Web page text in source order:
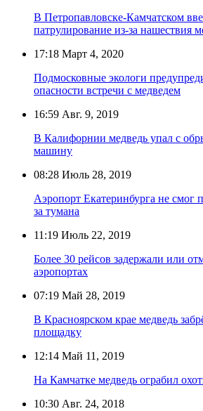
В Петропавловске-Камчатском
патрулирование из-за нашествия
17:18 Март 4, 2020
Подмосковные экологи
опасности встречи с медведем
16:59 Авг. 9, 2019
В Калифорнии медведь упал с
машину
08:28 Июль 28, 2019
Аэропорт Екатеринбурга не смог
за тумана
11:19 Июль 22, 2019
Более 30 рейсов задержали или
аэропортах
07:19 Май 28, 2019
В Красноярском крае медведь
площадку
12:14 Май 11, 2019
На Камчатке медведь ограбил
10:30 Авг. 24, 2018